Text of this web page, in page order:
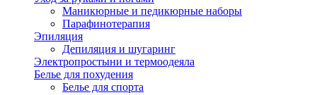
Маникюрные и педикюрные наборы
Парафинотерапия
Эпиляция
Депиляция и шугаринг
Электропростыни и термоодеяла
Белье для похудения
Белье для спорта